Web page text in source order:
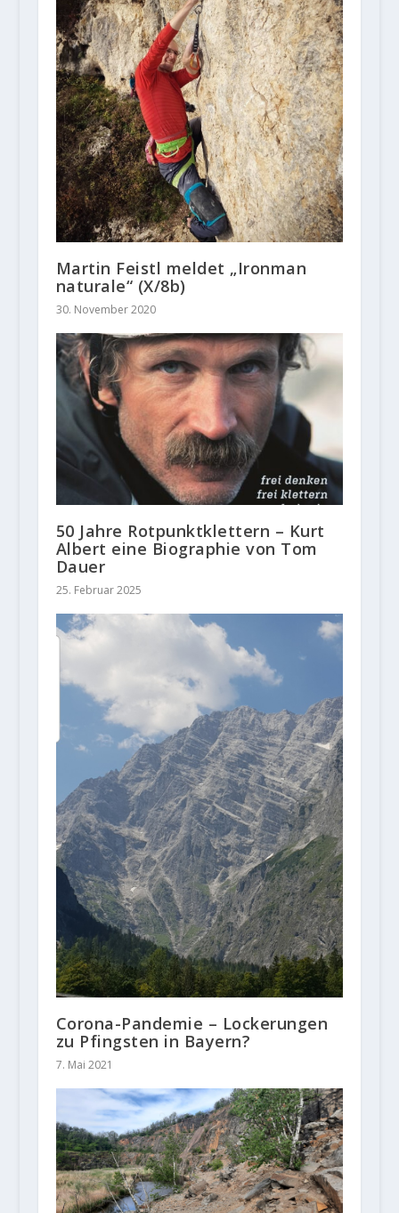
Martin Feistl meldet „Ironman
naturale“ (X/8b)
30. November 2020
50 Jahre Rotpunktklettern – Kurt
Albert eine Biographie von Tom
Dauer
25. Februar 2025
Corona-Pandemie – Lockerungen
zu Pfingsten in Bayern?
7. Mai 2021